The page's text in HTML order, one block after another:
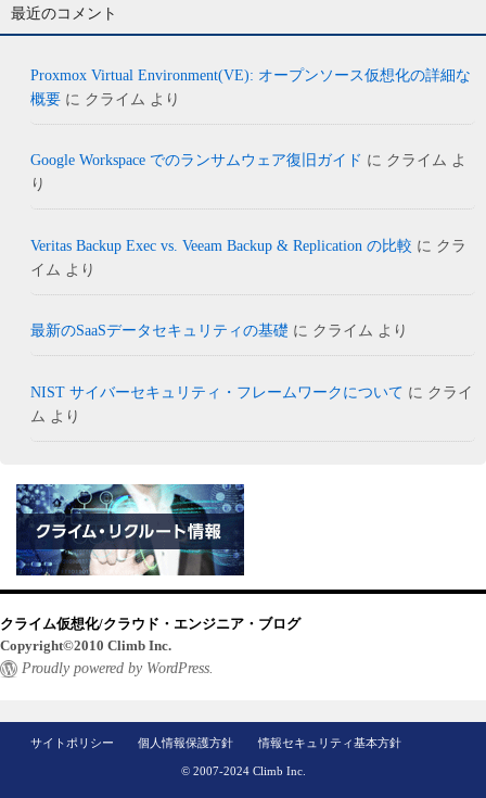
最近のコメント
Proxmox Virtual Environment(VE): オープンソース仮想化の詳細な
概要 に クライム より
Google Workspace でのランサムウェア復旧ガイド に クライム よ
り
Veritas Backup Exec vs. Veeam Backup & Replication の比較 に クラ
イム より
最新のSaaSデータセキュリティの基礎 に クライム より
NIST サイバーセキュリティ・フレームワークについて に クライ
ム より
クライム仮想化/クラウド・エンジニア・ブログ
Copyright©2010 Climb Inc.
Proudly powered by WordPress.
サイトポリシー 個人情報保護方針 情報セキュリティ基本方針
© 2007-2024 Climb Inc.